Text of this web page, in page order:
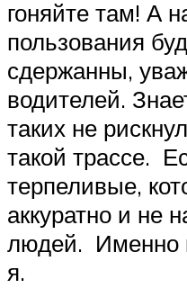
гоняйте там! А
пользования
сдержанны,
водителей.
таких не
такой трассе.
терпеливые,
аккуратно и не
людей. Именно
я.